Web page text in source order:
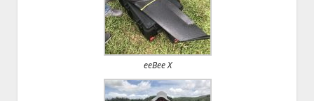
eeBee X